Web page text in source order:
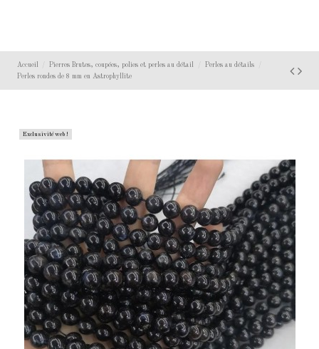
Accueil Pierres Brutes, coupées, polies et perles au détail
Perles au détails
Perles rondes de 8 mm en Astrophyllite
Exclusivité web !